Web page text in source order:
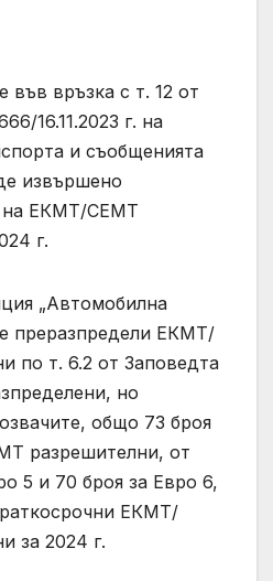
във връзка с т. 12 от
16.11.2023 г. на
и съобщенията
извършено
на ЕКМТ/СЕМТ
г.
„Автомобилна
преразпредели ЕКМТ/
по т. 6.2 от Заповедта
но
общо 73 броя
разрешителни, от
5 и 70 броя за Евро 6,
ЕКМТ/
за 2024 г.